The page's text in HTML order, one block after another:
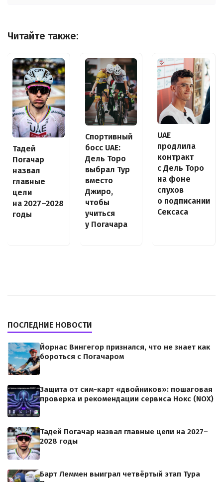
Читайте также:
Тадей
Погачар
назвал
главные
цели
на 2027–2028
годы
Спортивный
босс UAE:
Дель Торо
выбрал Тур
вместо
Джиро,
чтобы
учиться
у Погачара
UAE
продлила
контракт
с Дель Торо
на фоне
слухов
о подписании
Сексаса
ПОСЛЕДНИЕ НОВОСТИ
Йорнас Вингегор признался, что не знает как
бороться с Погачаром
Защита от сим-карт «двойников»: пошаговая
проверка и рекомендации сервиса Нокс (NOX)
Тадей Погачар назвал главные цели на 2027–
2028 годы
Барт Леммен выиграл четвёртый этап Тура